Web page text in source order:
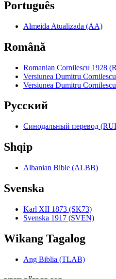
Português
Almeida Atualizada (AA)
Română
Romanian Cornilescu 1928
Versiunea Dumitru
Versiunea Dumitru
Pyccкий
Синодальный перевод
Shqip
Albanian Bible (ALBB)
Svenska
Karl XII 1873 (SK73)
Svenska 1917 (SVEN)
Wikang Tagalog
Ang Biblia (TLAB)